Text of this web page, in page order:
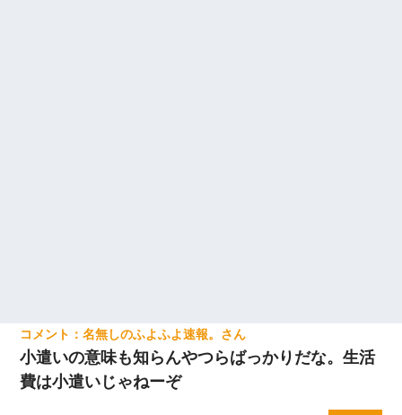
名無しのふよふよ速報。
小遣いの意味も知らんやつらばっかりだな。生活
費は小遣いじゃねーぞ